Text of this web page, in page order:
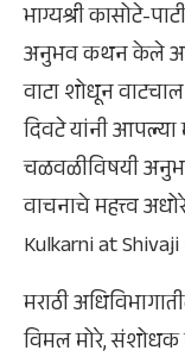
भाग्यश्री कासोटे-
अनुभव कथन केले आणि
वाटा शोधून
दिवटे यांनी
चळवळीविषयी
वाचनाचे महत्त्व
Kulkarni at
मराठी
विमल मोरे, संशोधक